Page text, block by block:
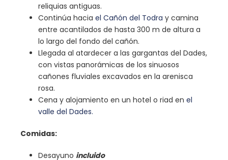
reliquias antiguas.
Continúa hacia el Cañón del Todra y camina
entre acantilados de hasta 300 m de altura a
lo largo del fondo del cañón.
Llegada al atardecer a las gargantas del Dades,
con vistas panorámicas de los sinuosos
cañones fluviales excavados en la arenisca
rosa.
Cena y alojamiento en un hotel o riad en el
valle del Dades.
Comidas:
Desayuno incluido